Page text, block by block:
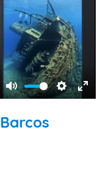
Mute Settings
Enter